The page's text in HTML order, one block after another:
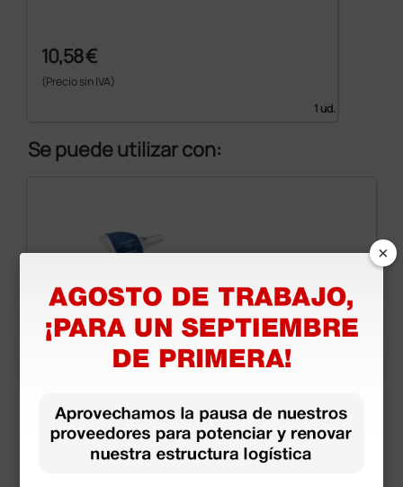
10,58 €
(Precio sin IVA)
1 ud.
Se puede utilizar con:
Otoscopio Heine Mini 3000® F.O. LED - 2,5V con
×